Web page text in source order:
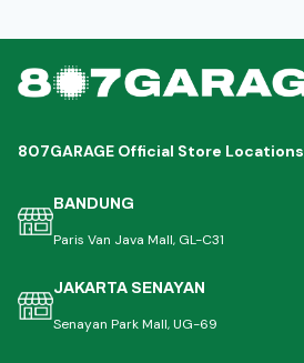
807GARAGE Official Store Locations
BANDUNG
Paris Van Java Mall, GL-C31
JAKARTA SENAYAN
Senayan Park Mall, UG-69